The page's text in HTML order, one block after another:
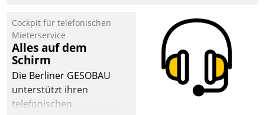
Cockpit für telefonischen
Mieterservice
Alles auf dem
Schirm
Die Berliner GESOBAU
unterstützt ihren
telefonischen